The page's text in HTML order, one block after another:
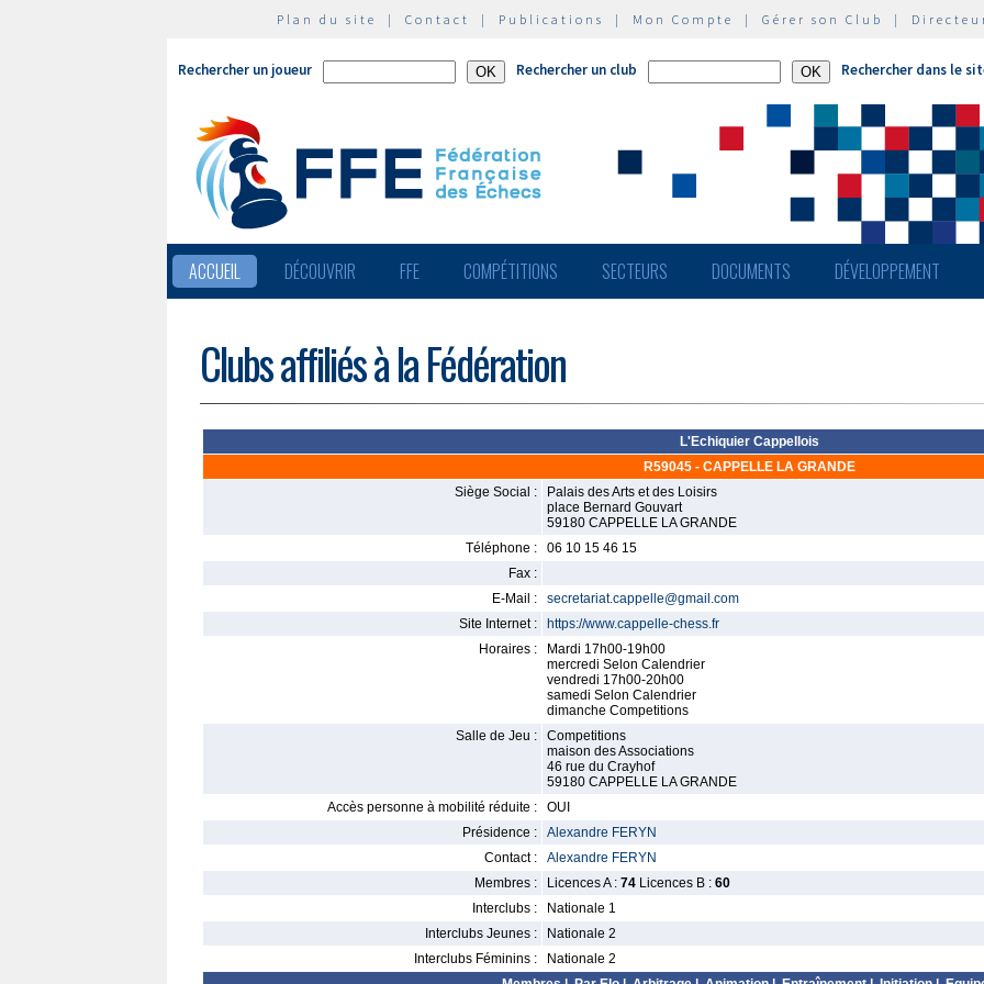
Plan du site | Contact | Publications | Mon Compte | Gérer son Club |
Rechercher un joueur Rechercher un club Rechercher dans le
ACCUEIL DÉCOUVRIR FFE COMPÉTITIONS SECTEURS DOCUMENTS DÉVELOPPEMENT
Clubs affiliés à la Fédération
L'Echiquier Cappellois
R59045 - CAPPELLE LA GRANDE
Siège Social :
Palais des Arts et des Loisirs
place Bernard Gouvart
59180 CAPPELLE LA GRANDE
Téléphone :
06 10 15 46 15
Fax :
E-Mail :
secretariat.cappelle@gmail.com
Site Internet :
https://www.cappelle-chess.fr
Horaires :
Mardi 17h00-19h00
mercredi Selon Calendrier
vendredi 17h00-20h00
samedi Selon Calendrier
dimanche Competitions
Salle de Jeu :
Competitions
maison des Associations
46 rue du Crayhof
59180 CAPPELLE LA GRANDE
Accès personne à mobilité réduite :
OUI
Présidence :
Alexandre FERYN
Contact :
Alexandre FERYN
Membres :
Licences A : 74 Licences B : 60
Interclubs :
Nationale 1
Interclubs Jeunes :
Nationale 2
Interclubs Féminins :
Nationale 2